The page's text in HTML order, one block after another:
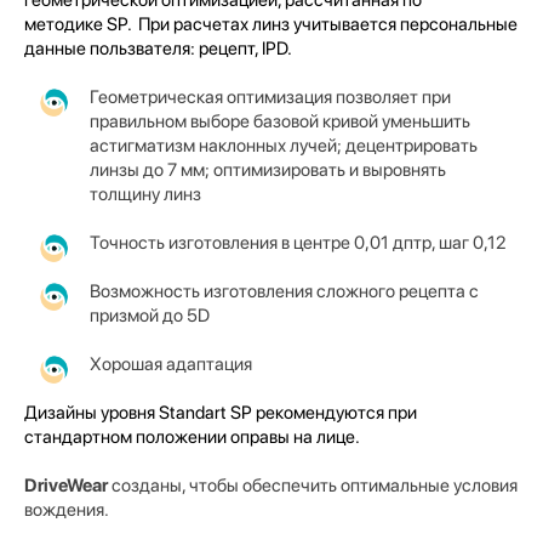
методике SP. При расчетах линз учитывается персональные
данные пользвателя: рецепт, IPD.
Геометрическая оптимизация позволяет при
правильном выборе базовой кривой уменьшить
астигматизм наклонных лучей; децентрировать
линзы до 7 мм; оптимизировать и выровнять
толщину линз
Точность изготовления в центре 0,01 дптр, шаг 0,12
Возможность изготовления сложного рецепта с
призмой до 5D
Хорошая адаптация
Дизайны уровня Standart SP рекомендуются при
стандартном положении оправы на лице.
DriveWearсозданы, чтобы обеспечить оптимальные условия
вождения.